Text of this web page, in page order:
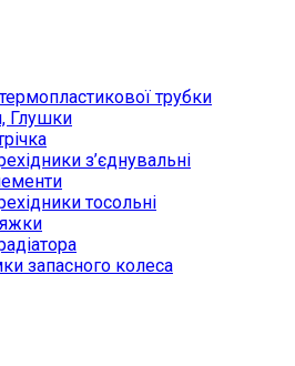
трубки
Глушки
з’єднувальні
тосольні
запасного колеса